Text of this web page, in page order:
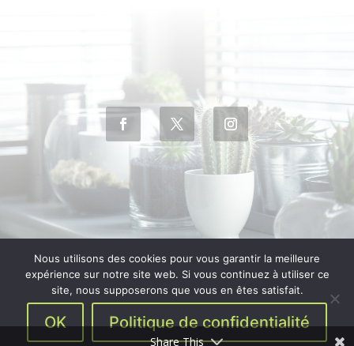
Copyright 2017-2024 – Designed byMy Press Web–
Mentions Légales–CGV
Share This
Nous utilisons des cookies pour vous garantir la meilleure
expérience sur notre site web. Si vous continuez à utiliser ce
site, nous supposerons que vous en êtes satisfait.
OK Politique de confidentialité